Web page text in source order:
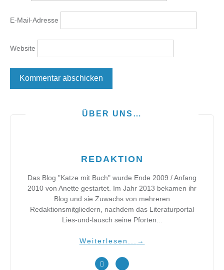
E-Mail-Adresse
Website
ÜBER UNS…
REDAKTION
Das Blog "Katze mit Buch" wurde Ende 2009 / Anfang
2010 von Anette gestartet. Im Jahr 2013 bekamen ihr
Blog und sie Zuwachs von mehreren
Redaktionsmitgliedern, nachdem das Literaturportal
Lies-und-lausch seine Pforten...
Weiterlesen... →